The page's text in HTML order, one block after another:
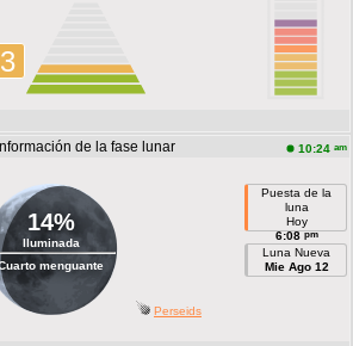
3
Información de la fase lunar 10:24 am
14%
Iluminada
menguante
Puesta de la
luna
Hoy
6:08pm
Luna Nueva
Mie Ago 12
Perseids